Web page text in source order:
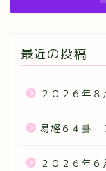
最近の投稿
２０２６年
易経６４卦
２０２６年